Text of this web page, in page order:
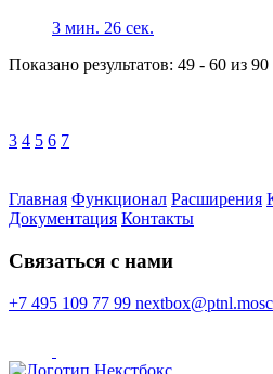
3 мин. 26 сек.
Показано результатов: 49 - 60 из 90
3 4 5 6 7
Главная Функционал Расширения
Документация Контакты
Cвязаться с нами
+7 495 109 77 99